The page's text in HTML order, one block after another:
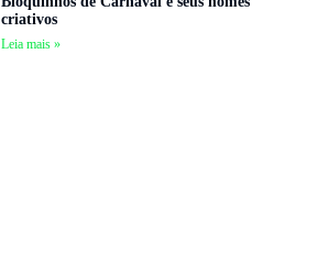
criativos
Leia mais »